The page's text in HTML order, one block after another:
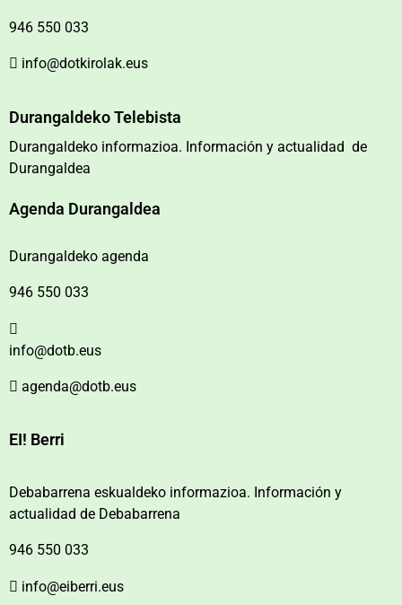
946 550 033
info@dotkirolak.eus
Durangaldeko Telebista
Durangaldeko informazioa. Información y actualidad de
Durangaldea
Agenda Durangaldea
Durangaldeko agenda
946 550 033
info@dotb.eus
agenda@dotb.eus
EI! Berri
Debabarrena eskualdeko informazioa. Información y
actualidad de Debabarrena
946 550 033
info@eiberri.eus